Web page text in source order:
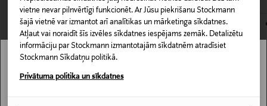
vietne nevar pilnvērtīgi funkcionēt. Ar Jūsu piekrišanu Stockmann
šajā vietnē var izmantot arī analītikas un mārketinga sīkdatnes.
Atļaut vai noraidīt šīs izvēles sīkdatnes iespējams zemāk. Detalizētu
informāciju par Stockmann izmantotajām sīkdatnēm atradīsiet
Stockmann Sīkdatņu politikā.
Privātuma politika un sīkdatnes
Tekstūra
"Natural" sertifikāts, Vegāns
kas tiek atdoti atpakaļ, ir jābūt to sākotnējā neatvērtajā
iepakojumā.
PREČU ATGRIEŠANAS POLITIKA
Stockmann nav pieejams tavā valstī.